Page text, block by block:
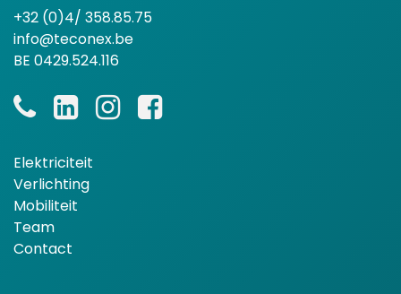
+32 (0)4/ 358.85.75
info@teconex.be
BE 0429.524.116
Elektriciteit
Verlichting
Mobiliteit
Team
Contact